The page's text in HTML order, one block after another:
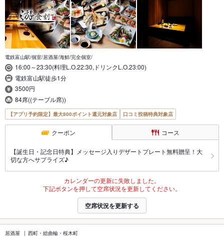
電鉄富山駅/個室/居酒屋/海鮮/完全個室/
16:00～23:30(料理L.O.22:30,ドリンクL.O.23:00)
電鉄富山駅徒歩1分
3500円
84席((テーブル席))
【アプリ予約限定】最大800ポイント還元対象店 口コミ投稿特典対象店
クーポン コース
【誕生日・記念日特典】メッセージ入りデザートプレート無料贈呈！大
切な方へサプライズ♪
カレンダーの更新に失敗しました。
下記ボタンを押して空席状況を更新してください。
空席状況を更新する
居酒屋 西町・総曲輪・桜木町